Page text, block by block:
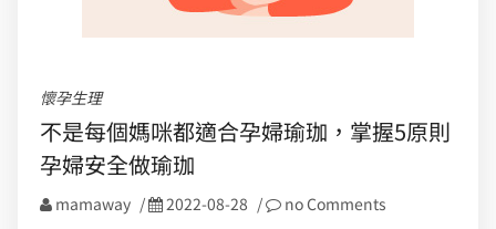
懷孕生理
不是每個媽咪都適合孕婦瑜珈，掌握5原則
孕婦安全做瑜珈
mamaway / 2022-08-28 / no Comments